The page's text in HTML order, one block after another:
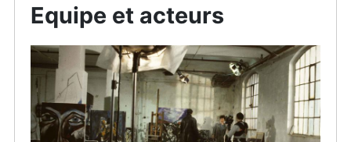
Equipe et acteurs